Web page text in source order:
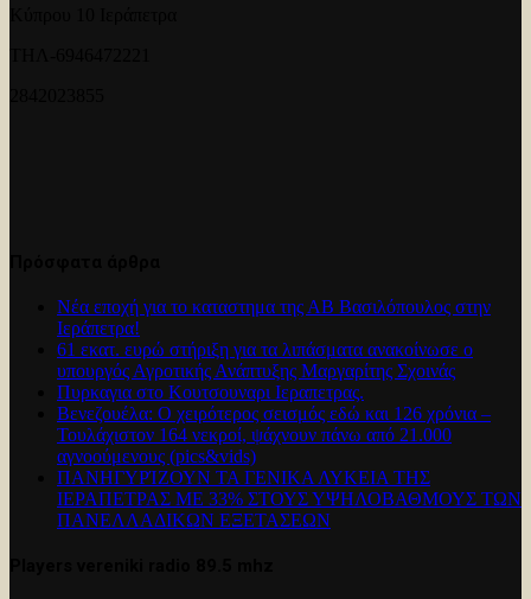
Νέα εποχή για το καταστημα της ΑΒ Βασιλόπουλος στην
Ιεράπετρα!
61 εκατ. ευρώ στήριξη για τα λιπάσματα ανακοίνωσε ο
υπουργός Αγροτικής Ανάπτυξης Μαργαρίτης Σχοινάς
Πυρκαγια στο Κουτσουναρι Ιεραπετρας.
Βενεζουέλα: Ο χειρότερος σεισμός εδώ και 126 χρόνια –
Τουλάχιστον 164 νεκροί, ψάχνουν πάνω από 21.000
αγνοούμενους (pics&vids)
ΠΑΝΗΓΥΡΊΖΟΥΝ ΤΑ ΓΕΝΙΚΑ ΛΥΚΕΙΑ ΤΗΣ
ΙΕΡΑΠΕΤΡΑΣ ΜΕ 33% ΣΤΟΥΣ ΥΨΗΛΟΒΑΘΜΟΥΣ ΤΩΝ
ΠΑΝΕΛΛΑΔΙΚΩΝ ΕΞΕΤΑΣΕΩΝ